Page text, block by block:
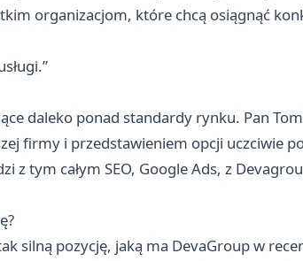
organizacjom, które chcą osiągnąć
daleko ponad standardy rynku. Pan
firmy i przedstawieniem opcji uczciwie
z tym całym SEO, Google Ads, z
silną pozycję, jaką ma DevaGroup w